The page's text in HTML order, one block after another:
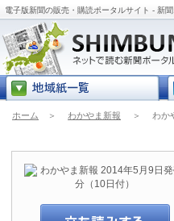
電子版新聞の販売・購読ポータルサイト - 新
ホーム ＞ わかやま新報 ＞ わか